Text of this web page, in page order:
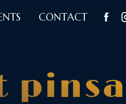
CONTACT